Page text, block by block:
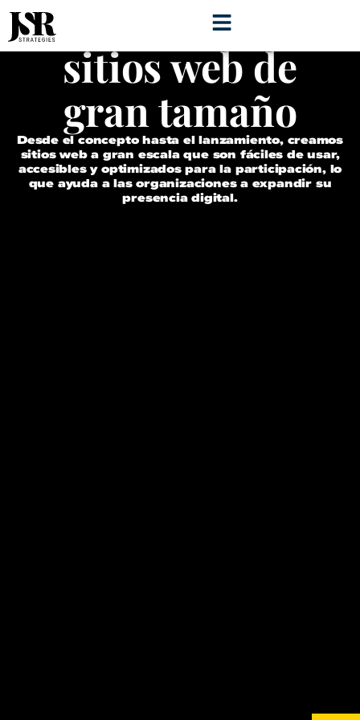
Desarrollo de
sitios web de
gran tamaño
Desde el concepto hasta el lanzamiento, creamos
sitios web a gran escala que son fáciles de usar,
accesibles y optimizados para la participación, lo
que ayuda a las organizaciones a expandir su
presencia digital.